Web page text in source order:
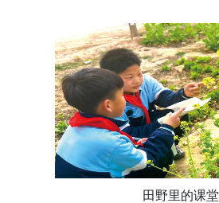
田野里的课堂